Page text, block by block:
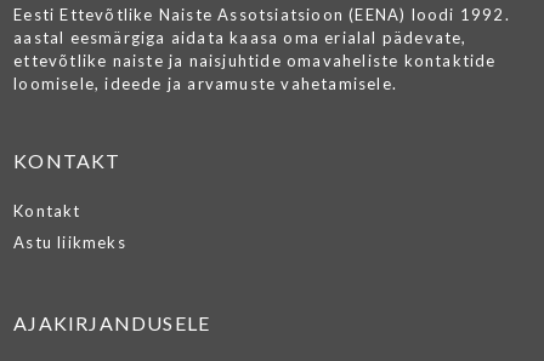
Eesti Ettevõtlike Naiste Assotsiatsioon (EENA) loodi 1992.
aastal eesmärgiga aidata kaasa oma erialal pädevate,
ettevõtlike naiste ja naisjuhtide omavaheliste kontaktide
loomisele, ideede ja arvamuste vahetamisele.
KONTAKT
Kontakt
Astu liikmeks
AJAKIRJANDUSELE